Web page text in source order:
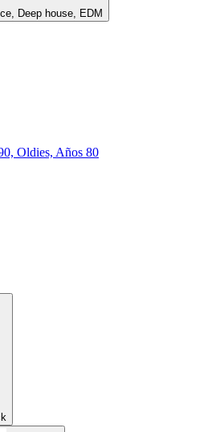
Deep house, EDM
Oldies, Años 80